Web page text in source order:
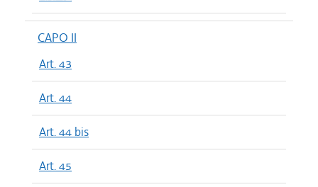
CAPO II
Art. 43
Art. 44
Art. 44 bis
Art. 45